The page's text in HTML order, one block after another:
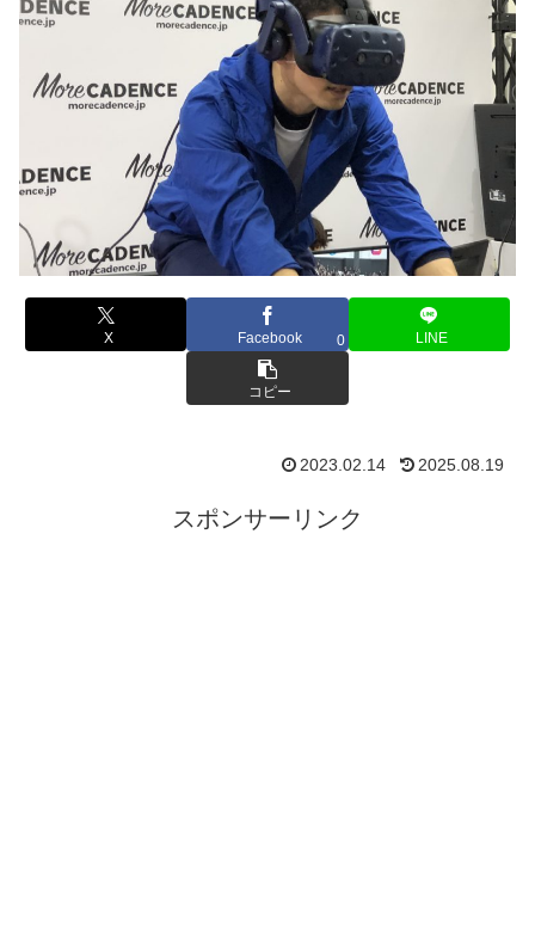
X Facebook 0 LINE
コピー
2023.02.14 2025.08.19
スポンサーリンク